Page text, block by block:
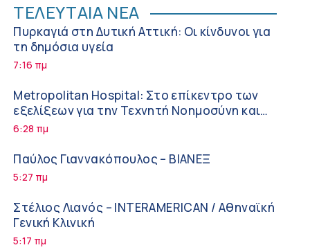
ΤΕΛΕΥΤΑΙΑ ΝΕΑ
Πυρκαγιά στη Δυτική Αττική: Οι κίνδυνοι για
τη δημόσια υγεία
7:16 πμ
Metropolitan Hospital: Στο επίκεντρο των
εξελίξεων για την Τεχνητή Νοημοσύνη και
την Ογκολογία
6:28 πμ
Παύλος Γιαννακόπουλος – ΒΙΑΝΕΞ
5:27 πμ
Στέλιος Λιανός – INTERAMERICAN / Αθηναϊκή
Γενική Κλινική
5:17 πμ